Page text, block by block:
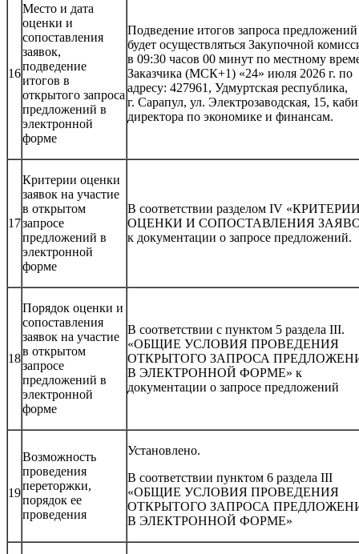
16
Место и дата
оценки и
сопоставления
заявок,
подведение
итогов в
открытого запроса
предложений в
электронной
форме
Подведение итогов запроса предложений
будет осуществляться Закупочной
в 09:30 часов 00 минут по местному
Заказчика (МСК+1) «24» июля 2026 г. по
адресу: 427961, Удмуртская республика,
г. Сарапул, ул. Электрозаводская, 15,
директора по экономике и финансам.
17
Критерии оценки
заявок на участие
в открытом
запросе
предложений в
электронной
форме
В соответствии разделом IV
ОЦЕНКИ И СОПОСТАВЛЕНИЯ
к документации о запросе предложений.
18
Порядок оценки и
сопоставления
заявок на участие
в открытом
запросе
предложений в
электронной
форме
В соответствии с пунктом 5 раздела III.
«ОБЩИЕ УСЛОВИЯ ПРОВЕДЕНИЯ
ОТКРЫТОГО ЗАПРОСА
В ЭЛЕКТРОННОЙ ФОРМЕ» к
документации о запросе предложений
19
Возможность
проведения
переторжки,
порядок ее
проведения
Установлено.
В соответствии пунктом 6 раздела III
«ОБЩИЕ УСЛОВИЯ ПРОВЕДЕНИЯ
ОТКРЫТОГО ЗАПРОСА
В ЭЛЕКТРОННОЙ ФОРМЕ»